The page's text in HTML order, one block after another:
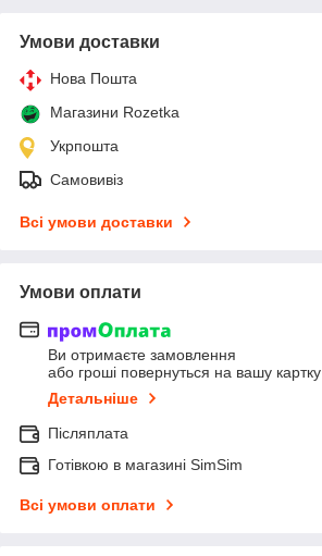
Умови доставки
Нова Пошта
Магазини Rozetka
Укрпошта
Самовивіз
Всі умови доставки
Умови оплати
Ви отримаєте замовлення
або гроші повернуться на вашу картку
Детальніше
Післяплата
Готівкою в магазині SimSim
Всі умови оплати